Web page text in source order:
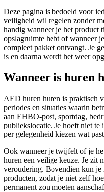
Deze pagina is bedoeld voor
veiligheid wil regelen zonder
handig wanneer je het product
opslagruimte hebt of wanneer
compleet pakket ontvangt. Je
is en daarna wordt het weer
Wanneer is huren
AED huren huren is praktisch
periodes en situaties waarin
aan EHBO-post, sportdag,
publiekslocatie. Je hoeft niet te
per gelegenheid kiezen wat
Ook wanneer je twijfelt of je
huren een veilige keuze. Je zit
veroudering. Bovendien kun je
producten, zodat je niet zelf
permanent zou moeten